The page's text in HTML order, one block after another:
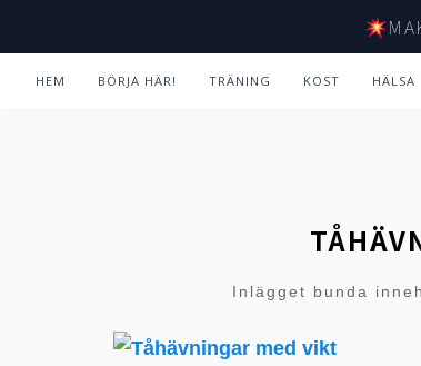
HEM BÖRJA HÄR! TRÄNING KOST HÄLSA
Inlägget bunda